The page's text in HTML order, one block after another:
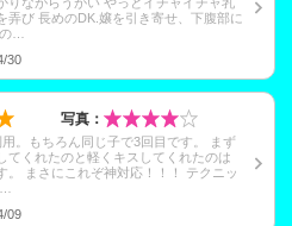
りながらうがい やっとイチャイチャ乳
弄び 長めのDK.嬢を引き寄せ、下腹部に
の…
30
写真：
。もちろん同じ子で3回目です。 まず
てくれたのと軽くキスしてくれたのは
。 まさにこれぞ神対応！！！ テクニッ
09